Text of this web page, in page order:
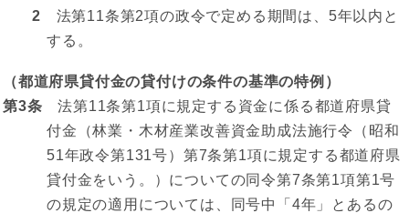
2 法第11条第2項の政令で定める期間は、5年以内と
する。
（都道府県貸付金の貸付けの条件の基準の特例）
第3条 法第11条第1項に規定する資金に係る都道府県貸
付金（林業・木材産業改善資金助成法施行令（昭和
51年政令第131号）第7条第1項に規定する都道府県
貸付金をいう。）についての同令第7条第1項第1号
の規定の適用については、同号中「4年」とあるの